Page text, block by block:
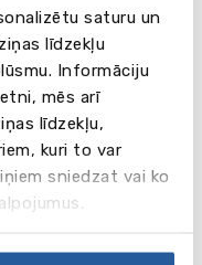
saturu un
līdzekļu
Informāciju
mēs arī
līdzekļu,
kuri to var
sniedzat vai ko
and
Business and
Management;
Business;
Relations;
for Business;
business